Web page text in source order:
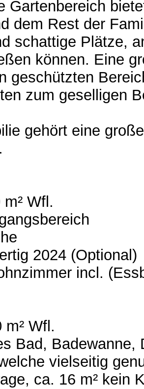
Gartenbereich
dem Rest der
schattige Plätze,
können. Eine
geschützten
zum geselligen
gehört eine
Wfl.
2024 (Optional)
incl.
Wfl.
Bad, Badewanne,
vielseitig
ca. 16 m² kein